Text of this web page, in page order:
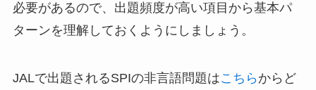
必要があるので、出題頻度が高い項目から基本パ
ターンを理解しておくようにしましょう。
JALで出題されるSPIの非言語問題はこちら からど